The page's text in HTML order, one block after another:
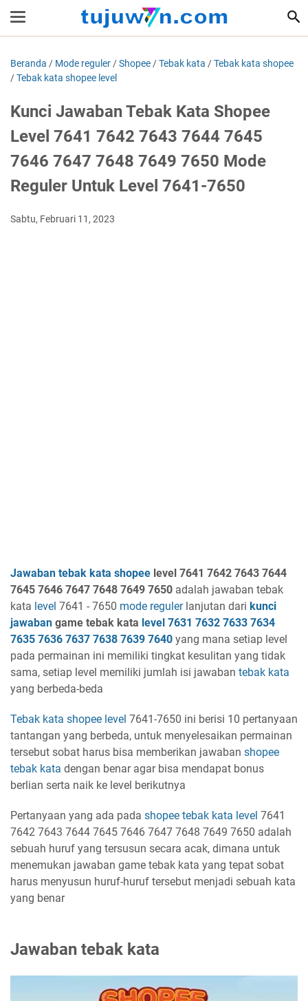
Beranda / Mode reguler /Shopee /Tebak kata /Tebak kata shopee
/Tebak kata shopee level
Kunci Jawaban Tebak Kata Shopee
Level 7641 7642 7643 7644 7645
7646 7647 7648 7649 7650 Mode
Reguler Untuk Level 7641-7650
Sabtu, Februari 11, 2023
Jawaban tebak kata shopee level 7641 7642 7643 7644
7645 7646 7647 7648 7649 7650 adalah jawaban tebak
kata level 7641 - 7650 mode regulerlanjutan dari kunci
jawaban game tebak kata level 7631 7632 7633 7634
7635 7636 7637 7638 7639 7640 yang mana setiap level
pada permainan ini memiliki tingkat kesulitan yang tidak
sama, setiap level memiliki jumlah isi jawaban tebak kata
yang berbeda-beda
Tebak kata shopee level 7641-7650 ini berisi 10 pertanyaan
tantangan yang berbeda, untuk menyelesaikan permainan
tersebut sobat harus bisa memberikan jawaban shopee
tebak kata dengan benar agar bisa mendapat bonus
berlian serta naik ke level berikutnya
Pertanyaan yang ada pada shopee tebak kata level 7641
7642 7643 7644 7645 7646 7647 7648 7649 7650 adalah
sebuah huruf yang tersusun secara acak, dimana untuk
menemukan jawaban game tebak kata yang tepat sobat
harus menyusun huruf-huruf tersebut menjadi sebuah kata
yang benar
Jawaban tebak kata